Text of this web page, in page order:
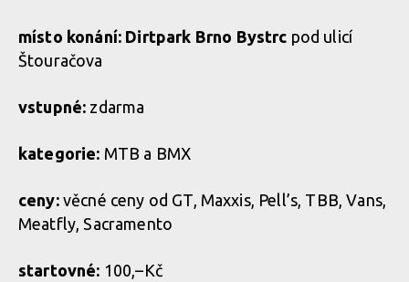
místo konání: Dirtpark Brno Bystrc pod ulicí
Štouračova
vstupné: zdarma
kategorie: MTB a BMX
ceny:věcné ceny od GT, Maxxis, Pell’s, TBB, Vans,
Meatfly, Sacramento
startovné: 100,–Kč